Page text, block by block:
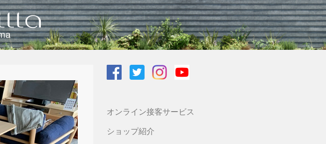
オンライン接客サービス
ショップ紹介